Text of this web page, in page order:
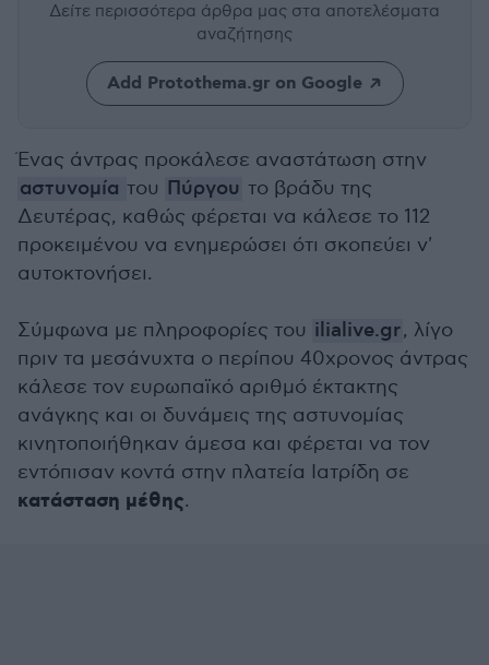
Δείτε περισσότερα άρθρα μας στα αποτελέσματα
αναζήτησης
Add Protothema.gr on Google
Ένας άντρας προκάλεσε αναστάτωση στην
αστυνομία του Πύργου το βράδυ της
Δευτέρας, καθώς φέρεται να κάλεσε το 112
προκειμένου να ενημερώσει ότι σκοπεύει ν'
αυτοκτονήσει.
Σύμφωνα με πληροφορίες του ilialive.gr, λίγο
πριν τα μεσάνυχτα ο περίπου 40χρονος άντρας
κάλεσε τον ευρωπαϊκό αριθμό έκτακτης
ανάγκης και οι δυνάμεις της αστυνομίας
κινητοποιήθηκαν άμεσα και φέρεται να τον
εντόπισαν κοντά στην πλατεία Ιατρίδη σε
κατάσταση μέθης.